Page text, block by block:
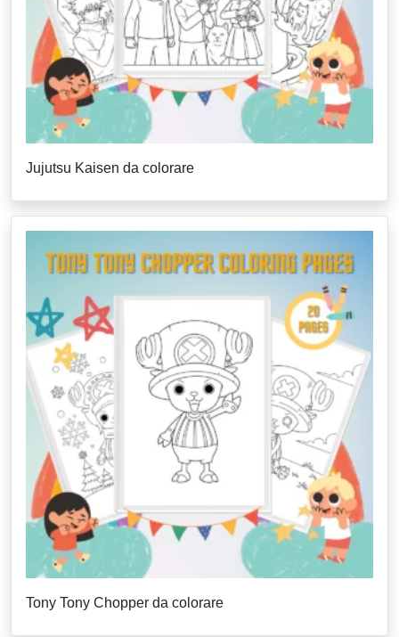
Jujutsu Kaisen da colorare
Tony Tony Chopper da colorare